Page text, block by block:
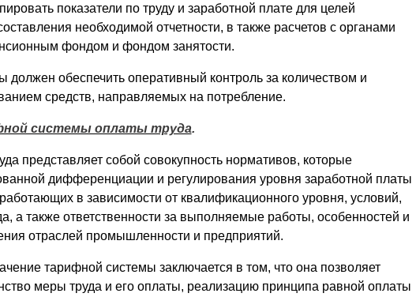
показатели по труду и заработной плате для целей
необходимой отчетности, в также расчетов с органами
фондом и фондом занятости.
должен обеспечить оперативный контроль за количеством и
средств, направляемых на потребление.
системы оплаты труда.
представляет собой совокупность нормативов, которые
дифференциации и регулирования уровня заработной платы
в зависимости от квалификационного уровня, условий,
а также ответственности за выполняемые работы, особенностей и
отраслей промышленности и предприятий.
тарифной системы заключается в том, что она позволяет
меры труда и его оплаты, реализацию принципа равной оплаты